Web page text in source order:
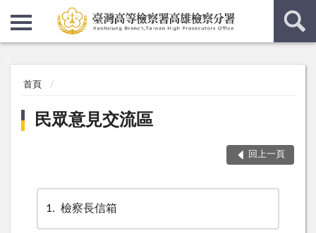
首頁
民眾意見交流區
回上一頁
1 檢察長信箱